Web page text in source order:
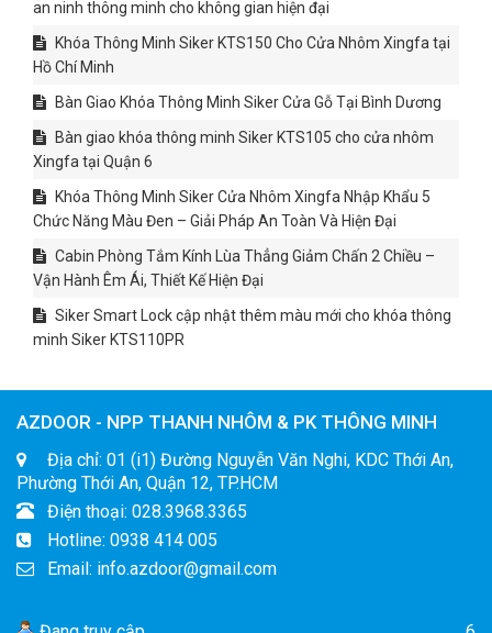
an ninh thông minh cho không gian hiện đại
Khóa Thông Minh Siker KTS150 Cho Cửa Nhôm Xingfa tại
Hồ Chí Minh
Bàn Giao Khóa Thông Minh Siker Cửa Gỗ Tại Bình Dương
Bàn giao khóa thông minh Siker KTS105 cho cửa nhôm
Xingfa tại Quận 6
Khóa Thông Minh Siker Cửa Nhôm Xingfa Nhập Khẩu 5
Chức Năng Màu Đen – Giải Pháp An Toàn Và Hiện Đại
Cabin Phòng Tắm Kính Lùa Thẳng Giảm Chấn 2 Chiều –
Vận Hành Êm Ái, Thiết Kế Hiện Đại
Siker Smart Lock cập nhật thêm màu mới cho khóa thông
minh Siker KTS110PR
AZDOOR - NPP THANH NHÔM & PK THÔNG MINH
Địa chỉ: 01 (i1) Đường Nguyễn Văn Nghi, KDC Thới An,
Phường Thới An, Quận 12, TP.HCM
Điện thoại: 028.3968.3365
Hotline: 0938 414 005
Email: info.azdoor@gmail.com